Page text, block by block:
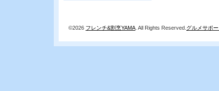
©2026 フレンチ&割烹YAMA . All Rights Reserved. グルメサポ